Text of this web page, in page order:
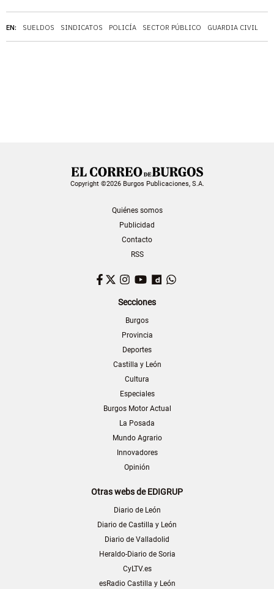
EN: SUELDOS SINDICATOS POLICÍA SECTOR PÚBLICO GUARDIA CIVIL
Copyright ©2026 Burgos Publicaciones, S.A.
Quiénes somos
Publicidad
Contacto
RSS
Facebook
TwitterInstagram
YouTubeDailymotion
Secciones
Burgos
Provincia
Deportes
Castilla y León
Cultura
Especiales
Burgos Motor Actual
La Posada
Mundo Agrario
Innovadores
Opinión
Otras webs de EDIGRUP
Diario de León
Diario de Castilla y León
Diario de Valladolid
Heraldo-Diario de Soria
CyLTV.es
esRadio Castilla y León